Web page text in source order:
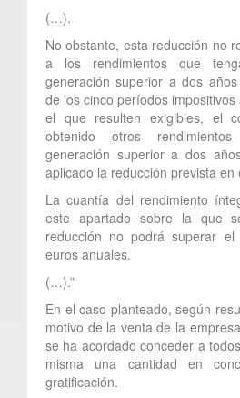
(…).
No obstante, esta reducción no
a los rendimientos que
generación superior a dos
de los cinco períodos
el que resulten exigibles, el
obtenido otros
generación superior a dos
aplicado la reducción prevista en
La cuantía del rendimiento
este apartado sobre la que
reducción no podrá superar
euros anuales.
(…).”
En el caso planteado, según
motivo de la venta de la
se ha acordado conceder a
misma una cantidad en
gratificación.